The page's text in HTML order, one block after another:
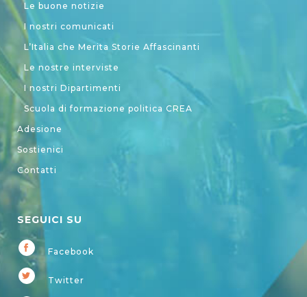
Le buone notizie
I nostri comunicati
L’Italia che Merita Storie Affascinanti
Le nostre interviste
I nostri Dipartimenti
Scuola di formazione politica CREA
Adesione
Sostienici
Contatti
SEGUICI SU
Facebook
Twitter